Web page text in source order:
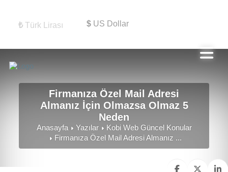
₺ Türk Lirası $US Dollar
Firmanıza Özel Mail Adresi
Almanız İçin Olmazsa Olmaz 5
Neden
Anasayfa Yazılar
Kobi Web Güncel Konular
Firmanıza Özel Mail Adresi Almanız ...